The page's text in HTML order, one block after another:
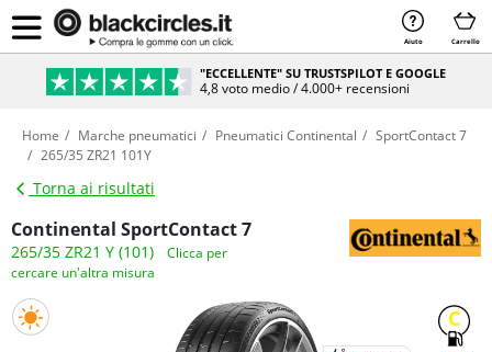
Aiuto Carrello
"ECCELLENTE" SU TRUSTSPILOT E GOOGLE
4,8 voto medio / 4.000+ recensioni
Home Marche pneumatici Pneumatici Continental
SportContact 7
265/35 ZR21 101Y
Torna ai risultati
Continental SportContact 7
265/35 ZR21 Y (101)
Clicca per
cercare un'altra misura
C